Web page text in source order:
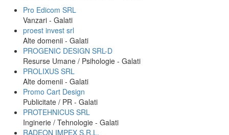
Pro Edicom SRL
Vanzari - Galati
proest invest srl
Alte domenii - Galati
PROGENIC DESIGN SRL-D
Resurse Umane / Psihologie - Galati
PROLIXUS SRL
Alte domenii - Galati
Promo Cart Design
Publicitate / PR - Galati
PROTEHNICUS SRL
Inginerie / Tehnologie - Galati
RADEON IMPEX S.R.L.